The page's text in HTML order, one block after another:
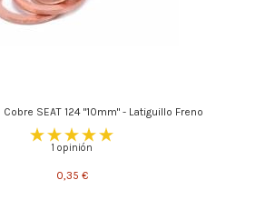
SEAT 124 "10mm" - Latiguillo Freno
1 opinión
0,35 €